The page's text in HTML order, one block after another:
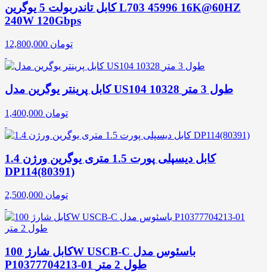
کابل تاندربولت 5 یوگرین L703 45996 16K@60HZ
240W 120Gbps
12,800,000 تومان
کابل پرینتر یوگرین مدل US104 10328 طول 3 متر
1,400,000 تومان
کابل دیسپلی پورت 1.5 متری یوگرین ورژن 1.4
DP114(80391)
2,500,000 تومان
کابل شارژ 100W USCB-C باسئوس مدل
P10377704213-01 طول 2 متر